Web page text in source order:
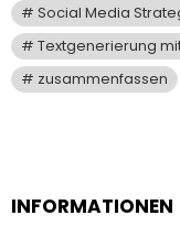
Social Media
Textgenerierung
zusammenfassen
INFORMATIONEN